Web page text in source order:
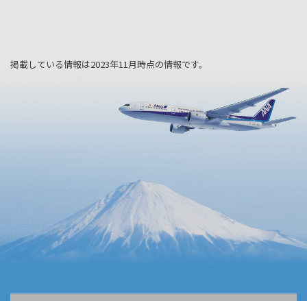
掲載している情報は2023年11月時点の情報です。